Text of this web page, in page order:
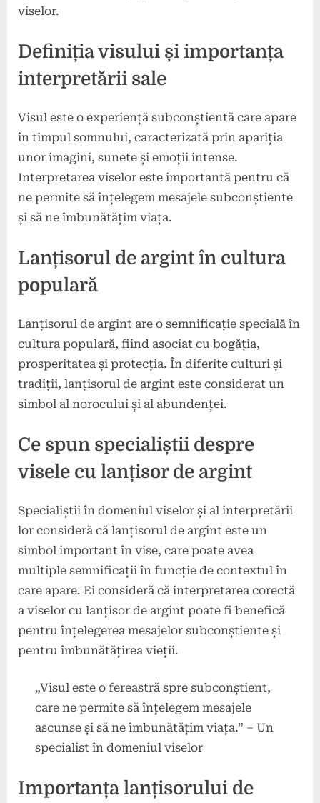
viselor.
Definiția visului și importanța
interpretării sale
Visul este o experiență subconștientă care apare
în timpul somnului, caracterizată prin apariția
unor imagini, sunete și emoții intense.
Interpretarea viselor este importantă pentru că
ne permite să înțelegem mesajele subconștiente
și să ne îmbunătățim viața.
Lanțisorul de argint în cultura
populară
Lanțisorul de argint are o semnificație specială în
cultura populară, fiind asociat cu bogăția,
prosperitatea și protecția. În diferite culturi și
tradiții, lanțisorul de argint este considerat un
simbol al norocului și al abundenței.
Ce spun specialiștii despre
visele cu lanțisor de argint
Specialiștii în domeniul viselor și al interpretării
lor consideră că lanțisorul de argint este un
simbol important în vise, care poate avea
multiple semnificații în funcție de contextul în
care apare. Ei consideră că interpretarea corectă
a viselor cu lanțisor de argint poate fi benefică
pentru înțelegerea mesajelor subconștiente și
pentru îmbunătățirea vieții.
„Visul este o fereastră spre subconștient,
care ne permite să înțelegem mesajele
ascunse și să ne îmbunătățim viața.” – Un
specialist în domeniul viselor
Importanța lanțisorului de